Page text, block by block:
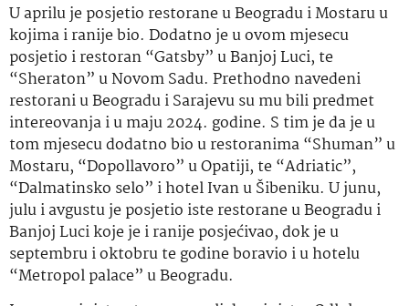
U aprilu je posjetio restorane u Beogradu i Mostaru u
kojima i ranije bio. Dodatno je u ovom mjesecu
posjetio i restoran “Gatsby” u Banjoj Luci, te
“Sheraton” u Novom Sadu. Prethodno navedeni
restorani u Beogradu i Sarajevu su mu bili predmet
intereovanja i u maju 2024. godine. S tim je da je u
tom mjesecu dodatno bio u restoranima “Shuman” u
Mostaru, “Dopollavoro” u Opatiji, te “Adriatic”,
“Dalmatinsko selo” i hotel Ivan u Šibeniku. U junu,
julu i avgustu je posjetio iste restorane u Beogradu i
Banjoj Luci koje je i ranije posjećivao, dok je u
septembru i oktobru te godine boravio i u hotelu
“Metropol palace” u Beogradu.